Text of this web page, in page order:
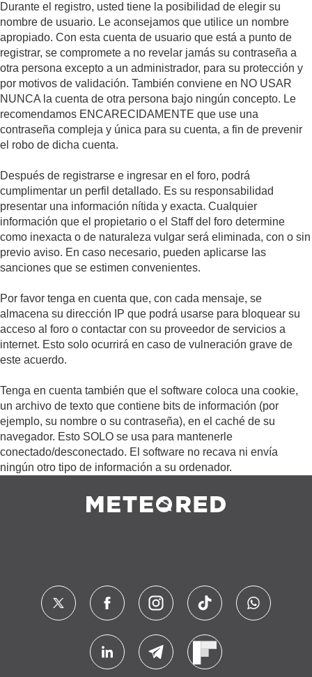
Durante el registro, usted tiene la posibilidad de elegir su
nombre de usuario. Le aconsejamos que utilice un nombre
apropiado. Con esta cuenta de usuario que está a punto de
registrar, se compromete a no revelar jamás su contraseña a
otra persona excepto a un administrador, para su protección y
por motivos de validación. También conviene en NO USAR
NUNCA la cuenta de otra persona bajo ningún concepto. Le
recomendamos ENCARECIDAMENTE que use una
contraseña compleja y única para su cuenta, a fin de prevenir
el robo de dicha cuenta.
Después de registrarse e ingresar en el foro, podrá
cumplimentar un perfil detallado. Es su responsabilidad
presentar una información nítida y exacta. Cualquier
información que el propietario o el Staff del foro determine
como inexacta o de naturaleza vulgar será eliminada, con o sin
previo aviso. En caso necesario, pueden aplicarse las
sanciones que se estimen convenientes.
Por favor tenga en cuenta que, con cada mensaje, se
almacena su dirección IP que podrá usarse para bloquear su
acceso al foro o contactar con su proveedor de servicios a
internet. Esto solo ocurrirá en caso de vulneración grave de
este acuerdo.
Tenga en cuenta también que el software coloca una cookie,
un archivo de texto que contiene bits de información (por
ejemplo, su nombre o su contraseña), en el caché de su
navegador. Esto SOLO se usa para mantenerle
conectado/desconectado. El software no recava ni envía
ningún otro tipo de información a su ordenador.